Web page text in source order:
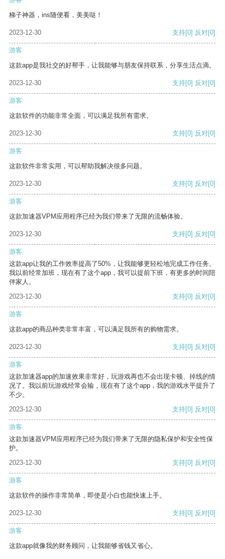
梯子神器，ins随便看，美美哒！
2023-12-30 支持[0] 反对[0]
游客
这款app是我社交的好帮手，让我能够与朋友保持联系，分享生活点滴。
2023-12-30 支持[0] 反对[0]
游客
这款软件的功能非常全面，可以满足我所有需求。
2023-12-30 支持[0] 反对[0]
游客
这款软件非常实用，可以帮助我解决很多问题。
2023-12-30 支持[0] 反对[0]
游客
这款加速器VPM应用程序已经为我们带来了无限的流畅体验。
2023-12-30 支持[0] 反对[0]
游客
这款app让我的工作效率提高了50%，让我能够更轻松地完成工作任务。
我以前经常加班，现在有了这个app，我可以提前下班，有更多的时间陪
伴家人。
2023-12-30
支持[0] 反对[0]
游客
这款app的商品种类非常丰富，可以满足我所有的购物需求。
2023-12-30 支持[0] 反对[0]
游客
这款加速器app的加速效果非常好，玩游戏再也不会出现卡顿、掉线的情
况了。我以前玩游戏经常会输，现在有了这个app，我的游戏水平提升了
不少。
2023-12-30
支持[0] 反对[0]
游客
这款加速器VPM应用程序已经为我们带来了无限的隐私保护和安全性保
护。
2023-12-30
支持[0] 反对[0]
游客
这款软件的操作非常简单，即使是小白也能快速上手。
2023-12-30 支持[0] 反对[0]
游客
这款app就像我的财务顾问，让我能够省钱又省心。